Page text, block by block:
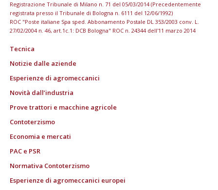
Registrazione Tribunale di Milano n. 71 del 05/03/2014 (Precedentemente
registrata presso il Tribunale di Bologna n. 6111 del 12/06/1992)
ROC "Poste italiane Spa sped. Abbonamento Postale DL 353/2003 conv. L.
27/02/2004 n. 46, art.1c.1: DCB Bologna" ROC n. 24344 dell'11 marzo 2014
Tecnica
Notizie dalle aziende
Esperienze di agromeccanici
Novità dall’industria
Prove trattori e macchine agricole
Contoterzismo
Economia e mercati
PAC e PSR
Normativa Contoterzismo
Esperienze di agromeccanici europei